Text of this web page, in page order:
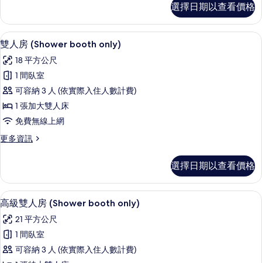
臥
室,
非
吸
煙
房
的
所
有
雙
床
房,
間
臥
非
吸
煙
房
的
選擇日期以查看價格
顯
示
雙
人
房
(Shower
booth
only)
有
相
片
高級寢具、羽絨被、客房內保險箱、
12
雙人房 (Shower booth only)
18 平方公尺
1 間臥室
可容納 3 人 (依實際入住人數計費)
1 張加大雙人床
免費無線上網
更多資訊
更
房
(Shower
booth
的
詳
選擇日期以查看價格
顯
示
高
級
雙
高級寢具、羽絨被、客房內保險箱、
13
高級雙人房 (Shower booth only)
21 平方公尺
1 間臥室
可容納 3 人 (依實際入住人數計費)